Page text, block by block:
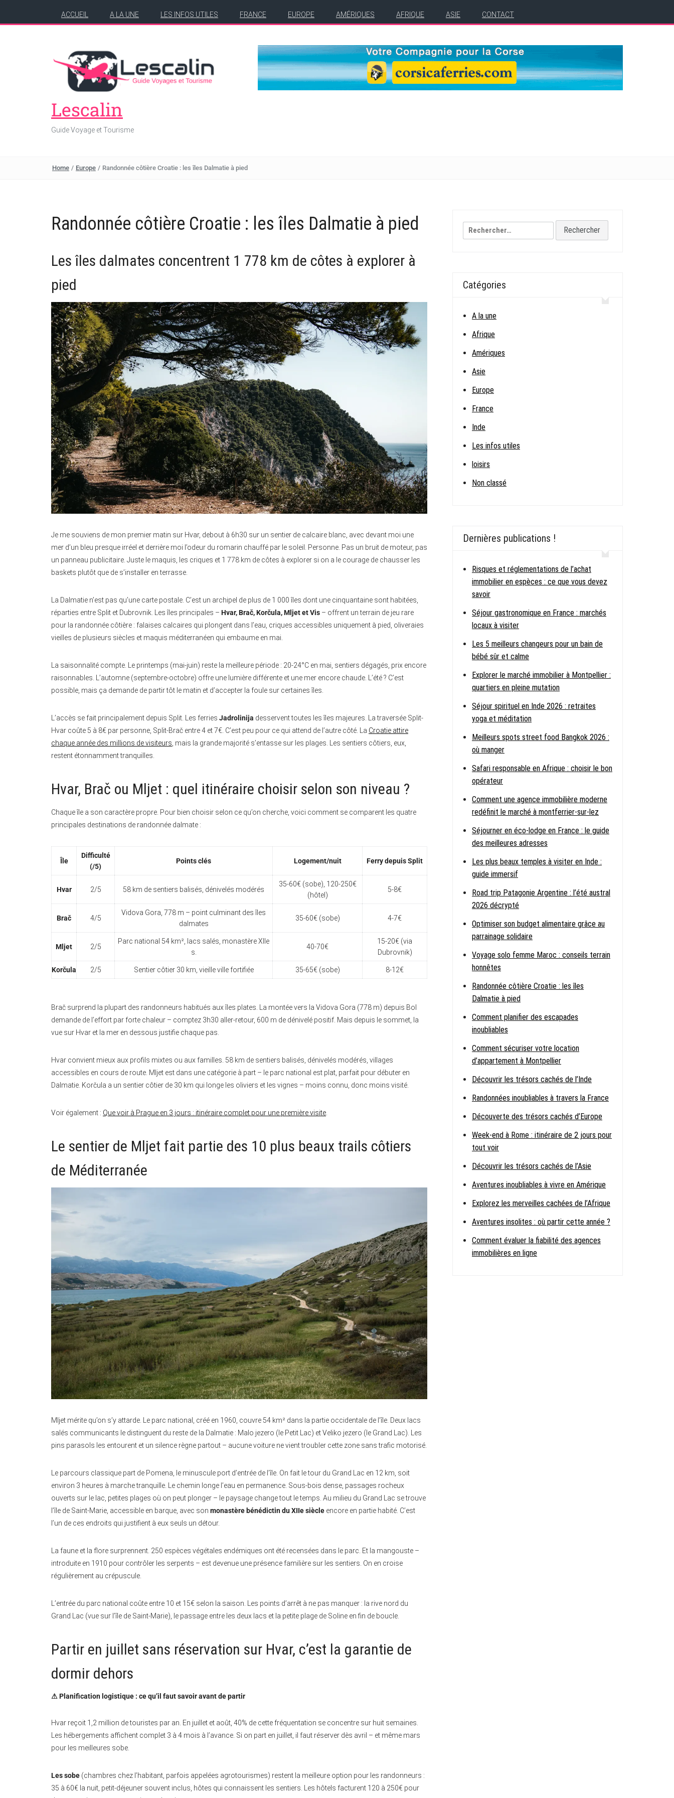
ACCUEIL A LA UNE LES INFOS UTILES FRANCE EUROPE AMÉRIQUES AFRIQUE ASIE CONTACT
Lescalin
Guide Voyage et Tourisme
Home / Europe / Randonnée côtière Croatie : les îles Dalmatie à pied
Randonnée côtière Croatie : les îles Dalmatie à pied
Les îles dalmates concentrent 1 778 km de côtes à explorer à
pied
Je me souviens de mon premier matin sur Hvar, debout à 6h30 sur un sentier de calcaire blanc, avec devant moi une
mer d’un bleu presque irréel et derrière moi l’odeur du romarin chauffé par le soleil. Personne. Pas un bruit de moteur, pas
un panneau publicitaire. Juste le maquis, les criques et 1 778 km de côtes à explorer si on a le courage de chausser les
baskets plutôt que de s’installer en terrasse.
La Dalmatie n’est pas qu’une carte postale. C’est un archipel de plus de 1 000 îles dont une cinquantaine sont habitées,
réparties entre Split et Dubrovnik. Les îles principales – Hvar, Brač, Korčula, Mljet et Vis – offrent un terrain de jeu rare
pour la randonnée côtière : falaises calcaires qui plongent dans l’eau, criques accessibles uniquement à pied, oliveraies
vieilles de plusieurs siècles et maquis méditerranéen qui embaume en mai.
La saisonnalité compte. Le printemps (mai-juin) reste la meilleure période : 20-24°C en mai, sentiers dégagés, prix encore
raisonnables. L’automne (septembre-octobre) offre une lumière différente et une mer encore chaude. L’été ? C’est
possible, mais ça demande de partir tôt le matin et d’accepter la foule sur certaines îles.
L’accès se fait principalement depuis Split. Les ferries Jadrolinija desservent toutes les îles majeures. La traversée Split-
Hvar coûte 5 à 8€ par personne, Split-Brač entre 4 et 7€. C’est peu pour ce qui attend de l’autre côté. La Croatie attire
chaque année des millions de visiteurs , mais la grande majorité s’entasse sur les plages. Les sentiers côtiers, eux,
restent étonnamment tranquilles.
Hvar, Brač ou Mljet : quel itinéraire choisir selon son niveau ?
Chaque île a son caractère propre. Pour bien choisir selon ce qu’on cherche, voici comment se comparent les quatre
principales destinations de randonnée dalmate :
Île
Difficulté
(/5)
Points clés Logement/nuit Ferry depuis Split
Hvar 2/5 58 km de sentiers balisés, dénivelés modérés
35-60€ (sobe), 120-250€
(hôtel)
5-8€
Brač 4/5
Vidova Gora, 778 m – point culminant des îles
dalmates
35-60€ (sobe) 4-7€
Mljet 2/5
Parc national 54 km², lacs salés, monastère XIIe
s.
40-70€
15-20€ (via
Dubrovnik)
Korčula 2/5 Sentier côtier 30 km, vieille ville fortifiée 35-65€ (sobe) 8-12€
Brač surprend la plupart des randonneurs habitués aux îles plates. La montée vers la Vidova Gora (778 m) depuis Bol
demande de l’effort par forte chaleur – comptez 3h30 aller-retour, 600 m de dénivelé positif. Mais depuis le sommet, la
vue sur Hvar et la mer en dessous justifie chaque pas.
Hvar convient mieux aux profils mixtes ou aux familles. 58 km de sentiers balisés, dénivelés modérés, villages
accessibles en cours de route. Mljet est dans une catégorie à part – le parc national est plat, parfait pour débuter en
Dalmatie. Korčula a un sentier côtier de 30 km qui longe les oliviers et les vignes – moins connu, donc moins visité.
Voir également : Que voir à Prague en 3 jours : itinéraire complet pour une première visite.
Le sentier de Mljet fait partie des 10 plus beaux trails côtiers
de Méditerranée
Mljet mérite qu’on s’y attarde. Le parc national, créé en 1960, couvre 54 km² dans la partie occidentale de l’île. Deux lacs
salés communicants le distinguent du reste de la Dalmatie : Malo jezero (le Petit Lac) et Veliko jezero (le Grand Lac). Les
pins parasols les entourent et un silence règne partout – aucune voiture ne vient troubler cette zone sans trafic motorisé.
Le parcours classique part de Pomena, le minuscule port d’entrée de l’île. On fait le tour du Grand Lac en 12 km, soit
environ 3 heures à marche tranquille. Le chemin longe l’eau en permanence. Sous-bois dense, passages rocheux
ouverts sur le lac, petites plages où on peut plonger – le paysage change tout le temps. Au milieu du Grand Lac se trouve
l’île de Saint-Marie, accessible en barque, avec son monastère bénédictin du XIIe siècle encore en partie habité. C’est
l’un de ces endroits qui justifient à eux seuls un détour.
La faune et la flore surprennent. 250 espèces végétales endémiques ont été recensées dans le parc. Et la mangouste –
introduite en 1910 pour contrôler les serpents – est devenue une présence familière sur les sentiers. On en croise
régulièrement au crépuscule.
L’entrée du parc national coûte entre 10 et 15€ selon la saison. Les points d’arrêt à ne pas manquer : la rive nord du
Grand Lac (vue sur l’île de Saint-Marie), le passage entre les deux lacs et la petite plage de Soline en fin de boucle.
Partir en juillet sans réservation sur Hvar, c’est la garantie de
dormir dehors
⚠ Planification logistique : ce qu’il faut savoir avant de partir
Hvar reçoit 1,2 million de touristes par an. En juillet et août, 40% de cette fréquentation se concentre sur huit semaines.
Les hébergements affichent complet 3 à 4 mois à l’avance. Si on part en juillet, il faut réserver dès avril – et même mars
pour les meilleures sobe.
Les sobe (chambres chez l’habitant, parfois appelées agrotourismes) restent la meilleure option pour les randonneurs :
35 à 60€ la nuit, petit-déjeuner souvent inclus, hôtes qui connaissent les sentiers. Les hôtels facturent 120 à 250€ pour
Rechercher :
Catégories
A la une
Afrique
Amériques
Asie
Europe
France
Inde
Les infos utiles
loisirs
Non classé
Dernières publications !
Risques et réglementations de l’achat
immobilier en espèces : ce que vous devez
savoir
Séjour gastronomique en France : marchés
locaux à visiter
Les 5 meilleurs changeurs pour un bain de
bébé sûr et calme
Explorer le marché immobilier à Montpellier :
quartiers en pleine mutation
Séjour spirituel en Inde 2026 : retraites
yoga et méditation
Meilleurs spots street food Bangkok 2026 :
où manger
Safari responsable en Afrique : choisir le bon
opérateur
Comment une agence immobilière moderne
redéfinit le marché à montferrier-sur-lez
Séjourner en éco-lodge en France : le guide
des meilleures adresses
Les plus beaux temples à visiter en Inde :
guide immersif
Road trip Patagonie Argentine : l’été austral
2026 décrypté
Optimiser son budget alimentaire grâce au
parrainage solidaire
Voyage solo femme Maroc : conseils terrain
honnêtes
Randonnée côtière Croatie : les îles
Dalmatie à pied
Comment planifier des escapades
inoubliables
Comment sécuriser votre location
d’appartement à Montpellier
Découvrir les trésors cachés de l’Inde
Randonnées inoubliables à travers la France
Découverte des trésors cachés d’Europe
Week-end à Rome : itinéraire de 2 jours pour
tout voir
Découvrir les trésors cachés de l’Asie
Aventures inoubliables à vivre en Amérique
Explorez les merveilles cachées de l’Afrique
Aventures insolites : où partir cette année ?
Comment évaluer la fiabilité des agences
immobilières en ligne